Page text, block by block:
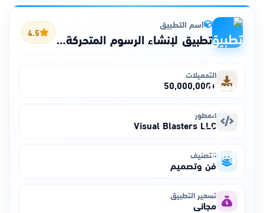
ذكاء اصطناعياسم التطبيق
تطبيق لإنشاء الرسوم المتحركة بسهولة وإبداع 4.5
التحميلات
+50,000,000
المطور
Visual Blasters LLC
التصنيف
فن وتصميم
تسعير التطبيق
مجاني